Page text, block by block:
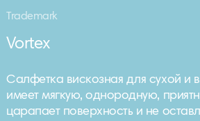
Trademark
Vortex
Салфетка вискозная для сухой и
имеет мягкую, однородную,
царапает поверхность и не